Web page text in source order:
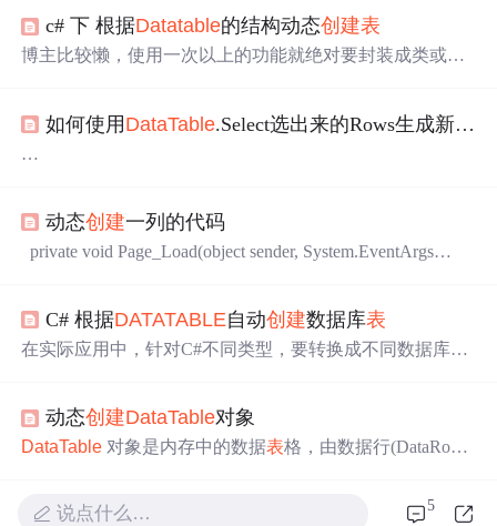
c# 下 根据Datatable的结构动态创建表
博主比较懒，使用一次以上的功能就绝对要封装成类或方
表
语句 /// </summary> /// <param name="table"></param> ...
如何使用 DataTable.Select选出来的Rows生成新的
{
DataSet ds=this.db.ProcPages("select SheetID,SheetNo,
动态创建一列的代码
private void Page_Load(object sender, System.EventArgs
olumn("shenpi",typeof(Str
C# 根据DATATABLE自动创建数据库表
在实际应用中，针对C#不同类型，要转换成不同数据库类
数，构建建表 的SQL语句，仅对以下的数据类型进行处理
/// string, int16/32/64, double, decimal, date, bool /// 若要处理其
动态创建DataTable对象
DataTable 对象是内存中的数据表格，由数据行(DataRow),
过DataRelation,Contraint和ForeignKe
说点什么… 5